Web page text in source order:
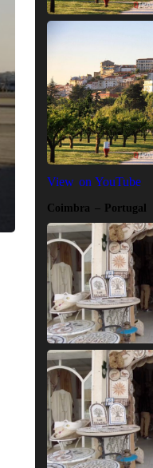
View on YouTube
Coimbra – Portugal